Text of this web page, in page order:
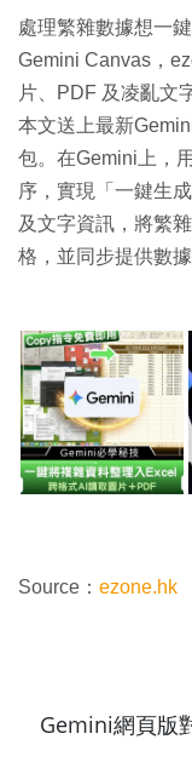
處理繁雜數據想一
Gemini Canvas，
片、PDF 及凌亂文
本文送上最新
包。在Gemini上，
序，實現「一鍵生
及文字資訊，將繁
格，並同步提供數
Source： ezone.hk
Gemini網頁版